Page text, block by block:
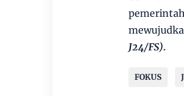
J24/FS).
FOKUS